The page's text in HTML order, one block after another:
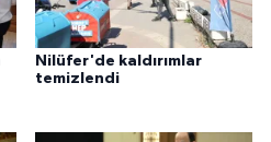
Nilüfer'de kaldırımlar
temizlendi